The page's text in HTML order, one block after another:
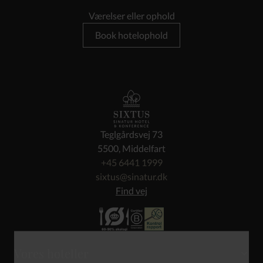
Værelser eller ophold
Book hotelophold
Teglgårdsvej 73
5500, Middelfart
+45 6441 1999
sixtus@sinatur.dk
Find vej